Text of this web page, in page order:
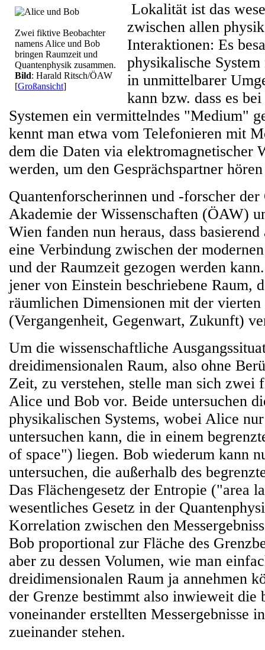
Zwei fiktive Beobachter
namens Alice und Bob
bringen Raumzeit und
Quantenphysik zusammen.
Bild: Harald Ritsch/ÖAW
[Großansicht]
Lokalität ist das
zwischen allen
Interaktionen: Es
physikalische
in unmittelbarer
kann bzw. dass es
Systemen ein vermittelndes "Medium"
kennt man etwa vom Telefonieren mit
dem die Daten via elektromagnetischer
werden, um den Gesprächspartner
Quantenforscherinnen und -forscher der
Akademie der Wissenschaften (ÖAW)
Wien fanden nun heraus, dass
eine Verbindung zwischen der
und der Raumzeit gezogen werden
jener von Einstein beschriebene Raum,
räumlichen Dimensionen mit der
(Vergangenheit, Gegenwart, Zukunft)
Um die wissenschaftliche
dreidimensionalen Raum, also ohne
Zeit, zu verstehen, stelle man sich zwei
Alice und Bob vor. Beide untersuchen
physikalischen Systems, wobei Alice
untersuchen kann, die in einem
of space") liegen. Bob wiederum kann
untersuchen, die außerhalb des
Das Flächengesetz der Entropie ("area
wesentliches Gesetz in der
Korrelation zwischen den
Bob proportional zur Fläche des
aber zu dessen Volumen, wie man
dreidimensionalen Raum ja annehmen
der Grenze bestimmt also inwieweit die
voneinander erstellten Messergebnisse
zueinander stehen.